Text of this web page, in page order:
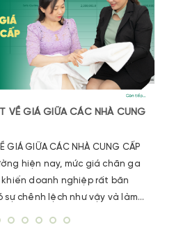
VỀ GIÁ GIỮA CÁC NHÀ CUNG
GIÁ GIỮA CÁC NHÀ CUNG CẤP
hiện nay, mức giá chăn ga
doanh nghiệp rất băn
sự chênh lệch như vậy và làm